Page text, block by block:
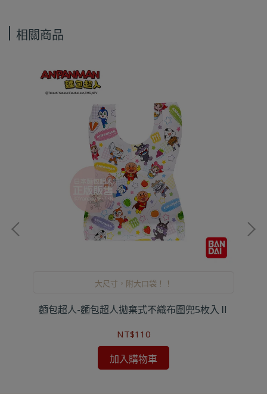
相關商品
大尺寸，附大口袋！！
麵包超人-麵包超人拋棄式不織布圍兜5枚入Ⅱ
NT$110
加入購物車